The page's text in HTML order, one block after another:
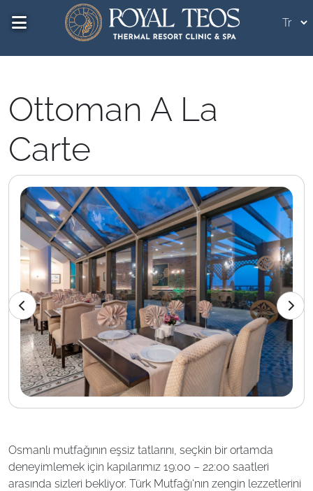
Ottoman A La
Carte
Osmanlı mutfağının eşsiz tatlarını, seçkin bir ortamda
deneyimlemek için kapılarımız 19:00 – 22:00 saatleri
arasında sizleri bekliyor. Türk Mutfağı'nın zengin lezzetlerini